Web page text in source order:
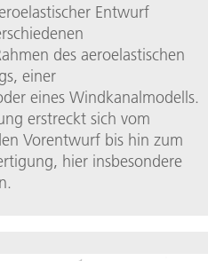
Entwurf
des aeroelastischen
einer
eines Windkanalmodells.
erstreckt sich vom
Vorentwurf bis hin zum
hier insbesondere